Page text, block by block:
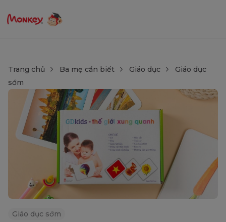
Trang chủ Ba mẹ cần biết Giáo dục
Giáo dục
sớm
Giáo dục sớm